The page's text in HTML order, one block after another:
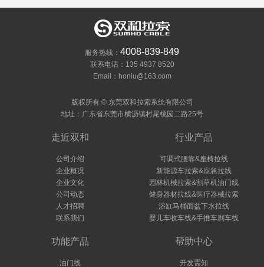
服务热线： 4008-839-849
联系电话：135 4937 8520
Email：honiu@163.com
版权所有 © 东莞双和拉索系统有限公司
地址：广东省东莞市横沥镇村尾桃园二路25号
走近双和
公司介绍
企业概况
企业文化
公司动态
人才招聘
联系我们
行业产品
可调式腰靠&座椅拉线
新能源车拉索&应急拉线
园林机械拉索&割草机油门线
健身器材拉线&医疗器械拉索
浴缸马桶面盆下水拉线
婴儿车收车线&手推车刹车线
功能产品
油门线
帮助中心
开发需知